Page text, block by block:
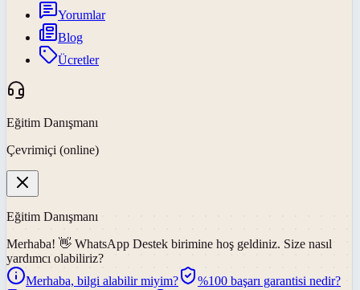
Yorumlar
Blog
Ücretler
Eğitim Danışmanı
Çevrimiçi (online)
Eğitim Danışmanı
Merhaba! 👋 WhatsApp Destek birimine hoş geldiniz. Size nasıl
yardımcı olabiliriz?
Merhaba, bilgi alabilir miyim?
%100 başarı garantisi nedir?